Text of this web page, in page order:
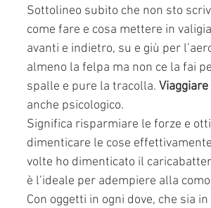
Sottolineo subito che non sto
come fare e cosa mettere in
avanti e indietro, su e giù per
almeno la felpa ma non ce la fai
spalle e pure la tracolla.
anche psicologico.
Significa risparmiare le forze e
dimenticare le cose
volte ho dimenticato il
è l’ideale per adempiere alla
Con oggetti in ogni dove, che sia